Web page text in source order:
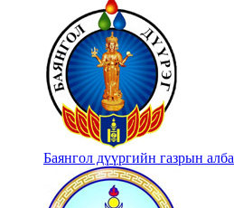
Баянгол дүүргийн газрын алба